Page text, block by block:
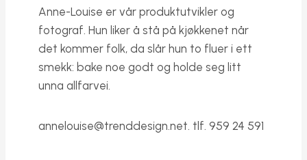
Anne-Louise er vår produktutvikler og
fotograf. Hun liker å stå på kjøkkenet når
det kommer folk, da slår hun to fluer i ett
smekk: bake noe godt og holde seg litt
unna allfarvei.
annelouise@trenddesign.net . tlf. 959 24 591